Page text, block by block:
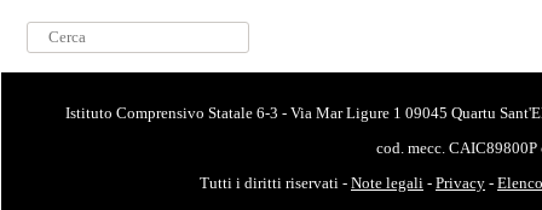
Cerca...
Istituto Comprensivo Statale 6-3 - Via Mar Ligure 1 09045 Quartu
cod. mecc.
Tutti i diritti riservati - Note legali - Privacy -